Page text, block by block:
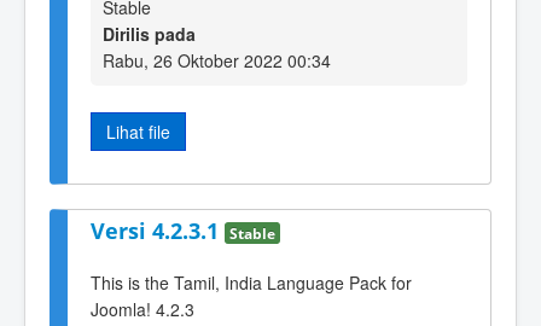
Stable
Dirilis pada
Rabu, 26 Oktober 2022 00:34
Lihat file
Versi 4.2.3.1 Stable
This is the Tamil, India Language Pack for
Joomla! 4.2.3